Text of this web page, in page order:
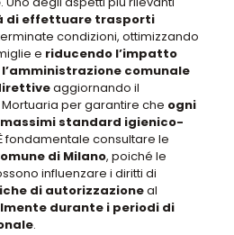
di effettuare trasporti
condizioni, ottimizzando
e riducendo l’impatto
l’amministrazione comunale
aggiornando il
per garantire che ogni
standard igienico-
fondamentale consultare le
di Milano, poiché le
influenzare i diritti di
di autorizzazioneal
durante i periodi di
.